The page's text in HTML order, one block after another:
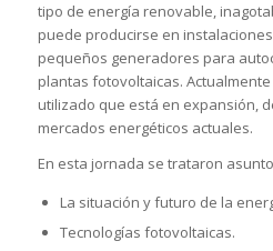
tipo de energía renovable,
puede producirse en
pequeños generadores para
plantas fotovoltaicas.
utilizado que está en expansión,
mercados energéticos actuales.
En esta jornada se trataron
La situación y futuro de la
Tecnologías fotovoltaicas.